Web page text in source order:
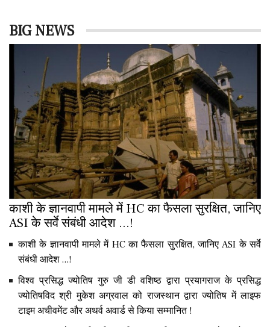
BIG NEWS
काशी के ज्ञानवापी मामले में HC का फैसला सुरक्षित, जानिए
ASI के सर्वे संबंधी आदेश ...!
काशी के ज्ञानवापी मामले में HC का फैसला सुरक्षित, जानिए ASI के सर्वे
संबंधी आदेश ...!
विश्व प्रसिद्ध ज्योतिष गुरु जी डी वशिष्ठ द्वारा प्रयागराज के प्रसिद्ध
ज्योतिषविद श्री मुकेश अग्रवाल को राजस्थान द्वारा ज्योतिष में लाइफ
टाइम अचीवमेंट और अथर्व अवार्ड से किया सम्मानित !